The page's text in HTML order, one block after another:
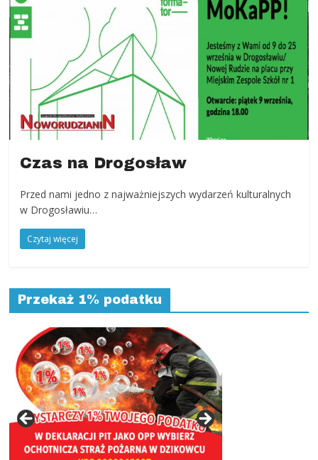
Czas na Drogosław
Przed nami jedno z najważniejszych wydarzeń kulturalnych
w Drogosławiu…
Czytaj więcej
Przekaż 1% podatku